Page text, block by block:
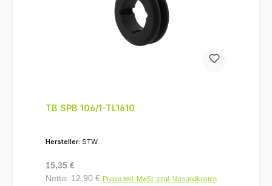
TB SPB 106/1-TL1610
Hersteller: STW
Regulärer Preis:
15,35 €
Netto: 12,90 € Preise inkl. MwSt. zzgl. Versandkosten